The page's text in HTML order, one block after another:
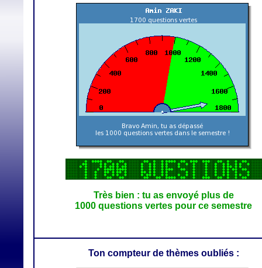
Très bien : tu as envoyé plus de
1000 questions vertes pour ce semestre
Ton compteur de thèmes oubliés :